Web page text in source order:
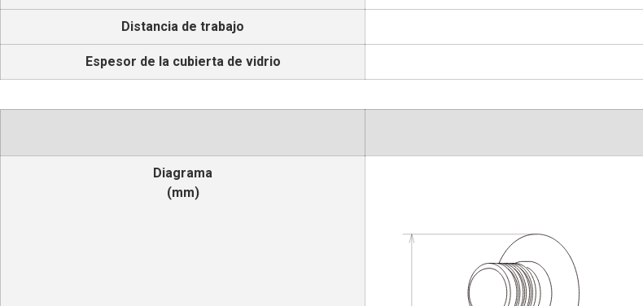
Distancia de trabajo
Espesor de la cubierta de vidrio
Diagrama
(mm)